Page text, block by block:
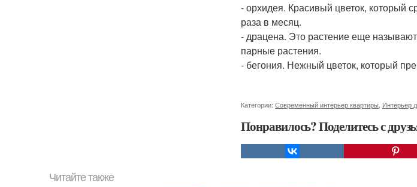
- орхидея. Красивый цветок, который
раза в месяц.
- драцена. Это растение еще
парные растения.
- бегония. Нежный цветок, который
Категории: Современный интерьер квартиры Интерьер
Понравилось? Поделитесь с
Читайте также